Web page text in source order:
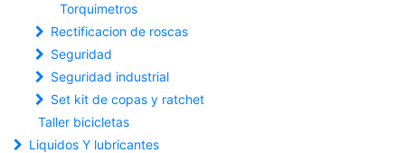
Torquimetros
Rectificacion de roscas
Seguridad
Seguridad industrial
Set kit de copas y ratchet
Taller bicicletas
Liquidos Y lubricantes